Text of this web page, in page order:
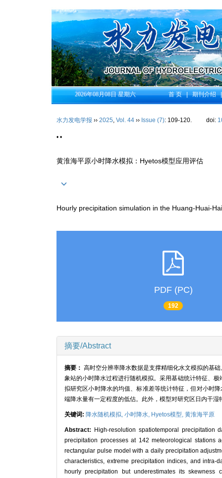
2026年08月08日 星期六 首 页|期刊介绍
水力发电学报 ›› 2025, Vol. 44 ›› Issue (7): 109-120. doi:
• •
黄淮海平原小时降水模拟：Hyetos模型应用评估
Hourly precipitation simulation in the Huang-Huai-
PDF (PC)
192
摘要/Abstract
摘要： 高时空分辨率降水数据是支撑精细化水文模拟的基
象站的小时降水过程进行随机模拟。采用基础统计特征、
拟研究区小时降水的均值、标准差等统计特征，但对小时
端降水量有一定程度的低估。此外，模型对研究区日内干
关键词: 降水随机模拟, 小时降水, Hyetos模型, 黄淮海平原
Abstract:
High-resolution spatiotemporal
precipitation processes at 142 meteorological stations
rectangular pulse model with a daily precipitation
characteristics, extreme precipitation indices, and
hourly precipitation but underestimates its